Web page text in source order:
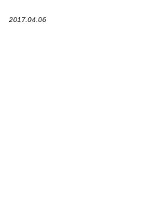
2017.04.06